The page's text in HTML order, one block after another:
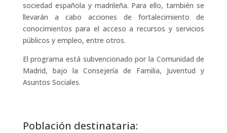
sociedad española y madrileña. Para ello, también se
llevarán a cabo acciones de fortalecimiento de
conocimientos para el acceso a recursos y servicios
públicos y empleo, entre otros.
El programa está subvencionado por la Comunidad de
Madrid, bajo la Consejería de Familia, Juventud y
Asuntos Sociales.
Población destinataria: